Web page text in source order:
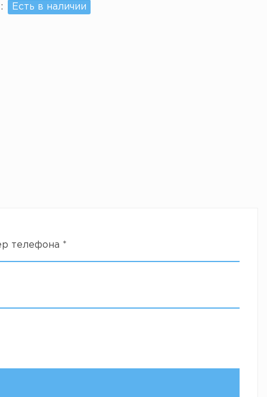
Есть в наличии
телефона *